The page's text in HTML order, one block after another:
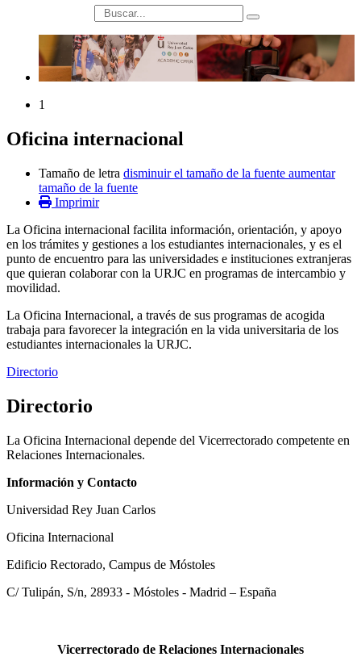
búsqueda
1
Oficina internacional
Tamaño de letra disminuir el tamaño de la fuente aumentar
tamaño de la fuente
Imprimir
La Oficina internacional facilita información, orientación, y apoyo
en los trámites y gestiones a los estudiantes internacionales, y es el
punto de encuentro para las universidades e instituciones extranjeras
que quieran colaborar con la URJC en programas de intercambio y
movilidad.
La Oficina Internacional, a través de sus programas de acogida
trabaja para favorecer la integración en la vida universitaria de los
estudiantes internacionales la URJC.
Directorio
Directorio
La Oficina Internacional depende del Vicerrectorado competente en
Relaciones Internacionales.
Información y Contacto
Universidad Rey Juan Carlos
Oficina Internacional
Edificio Rectorado, Campus de Móstoles
C/ Tulipán, S/n, 28933 - Móstoles - Madrid – España
Vicerrectorado de Relaciones Internacionales